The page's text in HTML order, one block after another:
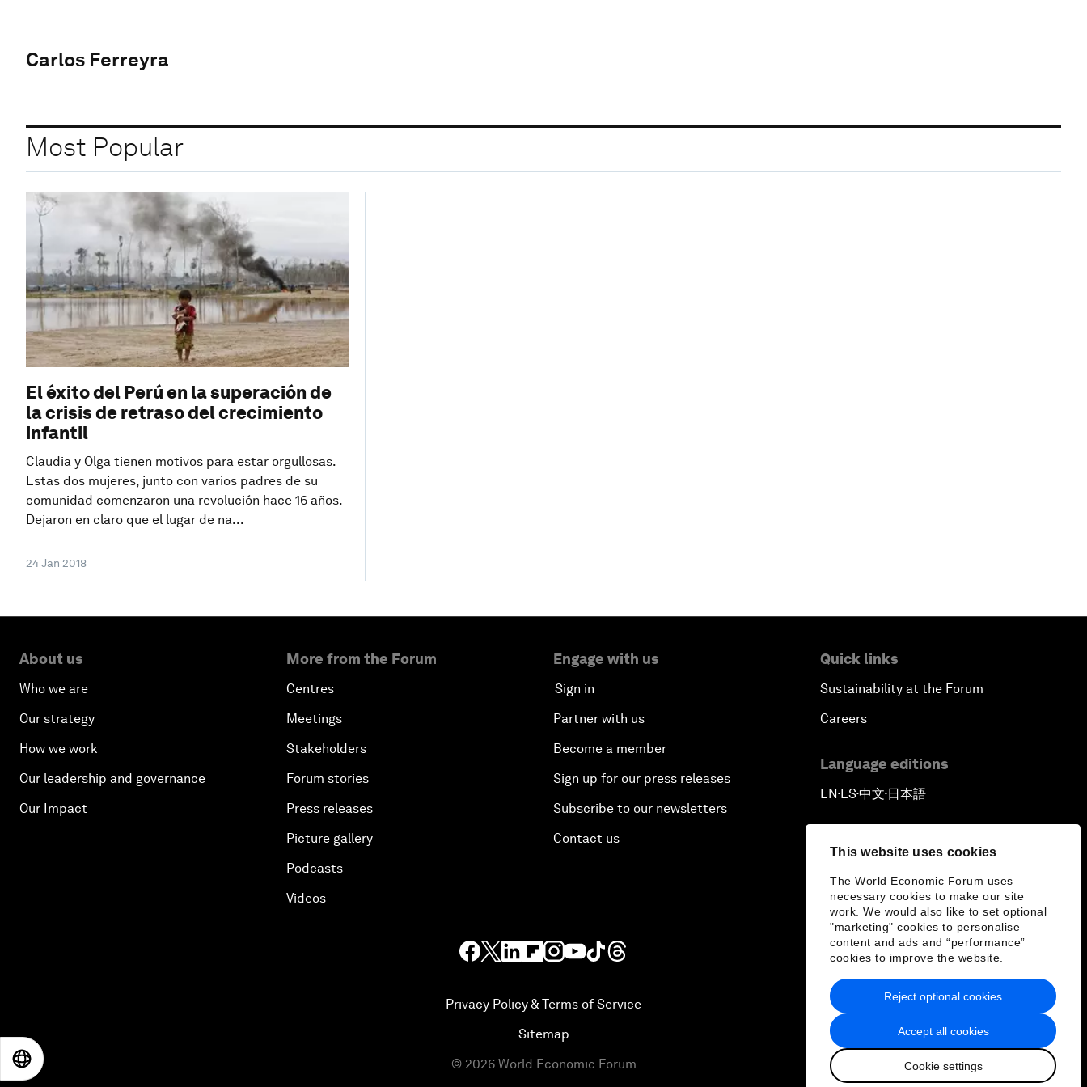
This website uses cookies
The World Economic Forum uses
necessary cookies to make our site
work. We would also like to set optional
"marketing" cookies to personalise
content and ads and “performance”
cookies to improve the website.
Accept all cookies
Cookie settings
Reject optional cookies
Carlos Ferreyra
Most Popular
El éxito del Perú en la superación de
la crisis de retraso del crecimiento
infantil
Claudia y Olga tienen motivos para estar orgullosas.
Estas dos mujeres, junto con varios padres de su
comunidad comenzaron una revolución hace 16 años.
Dejaron en claro que el lugar de na...
24 Jan 2018
About us
Who we are
Our strategy
How we work
Our leadership and governance
Our Impact
More from the Forum
Centres
Meetings
Stakeholders
Forum stories
Press releases
Picture gallery
Podcasts
Videos
Engage with us
Sign in
Partner with us
Become a member
Sign up for our press releases
Subscribe to our newsletters
Contact us
Quick links
Sustainability at the Forum
Careers
Language editions
EN▪ES▪中文▪ 日本語
Privacy Policy & Terms of Service
Sitemap
© 2026 World Economic Forum